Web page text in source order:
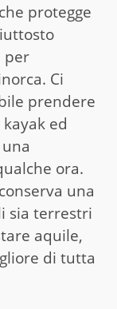
protegge
per
Ci
prendere
ed
ora.
una
sia terrestri
aquile,
di tutta